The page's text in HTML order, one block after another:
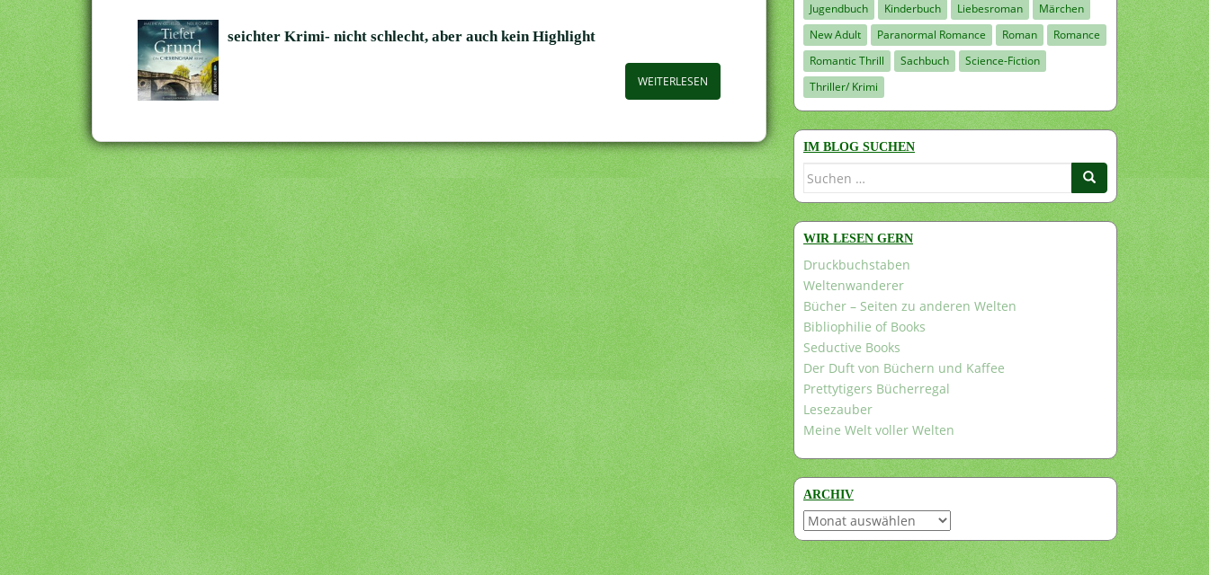
seichter Krimi- nicht schlecht, aber auch kein Highlight
WEITERLESEN
Jugendbuch
Kinderbuch Liebesroman
Märchen
New Adult
Paranormal Romance Roman
Romance
Romantic Thrill
Sachbuch
Science-Fiction
Thriller/ Krimi
IM BLOG SUCHEN
Suchen
WIR LESEN GERN
Druckbuchstaben
Weltenwanderer
Bücher – Seiten zu anderen Welten
Bibliophilie of Books
Seductive Books
Der Duft von Büchern und Kaffee
Prettytigers Bücherregal
Lesezauber
Meine Welt voller Welten
ARCHIV
Archiv